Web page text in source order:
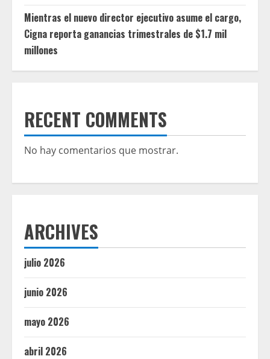
Mientras el nuevo director ejecutivo asume el cargo,
Cigna reporta ganancias trimestrales de $1.7 mil
millones
RECENT COMMENTS
No hay comentarios que mostrar.
ARCHIVES
julio 2026
junio 2026
mayo 2026
abril 2026